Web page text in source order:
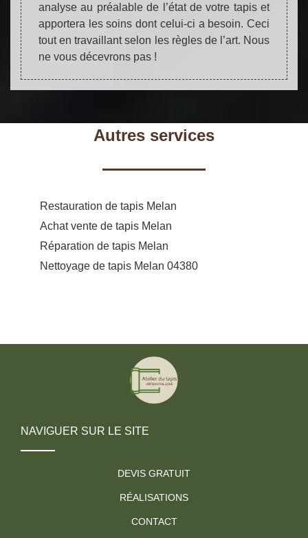
analyse au préalable de l’état de votre tapis et
apportera les soins dont celui-ci a besoin. Ceci
tout en travaillant selon les règles de l’art. Nous
ne vous décevrons pas !
Autres services
Restauration de tapis Melan
Achat vente de tapis Melan
Réparation de tapis Melan
Nettoyage de tapis Melan 04380
NAVIGUER SUR LE SITE
DEVIS GRATUIT
RÉALISATIONS
CONTACT